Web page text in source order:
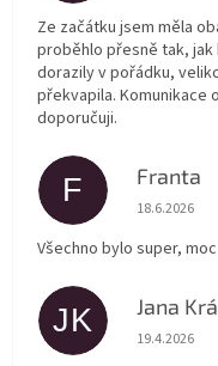
Ze začátku jsem měla
proběhlo přesně tak, jak
dorazily v pořádku,
překvapila. Komunikace
doporučuji.
F Franta
Hodnocení
18.6.2026
Všechno bylo super,
JK Jana
Hodnocení
19.4.2026